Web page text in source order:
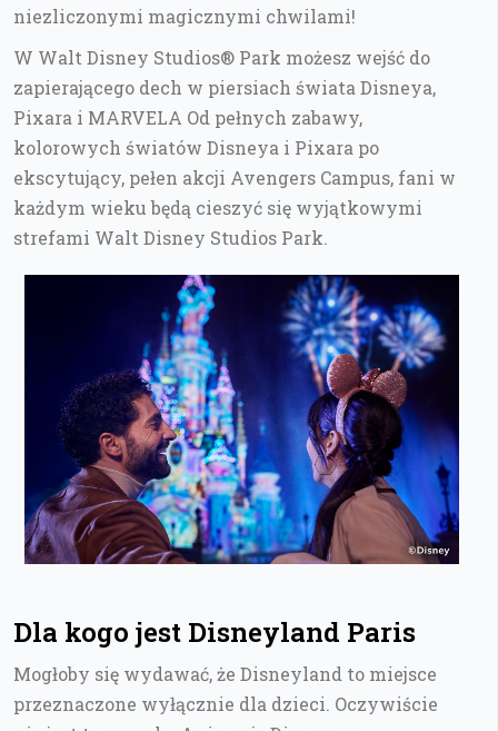
niezliczonymi magicznymi chwilami!
W Walt Disney Studios® Park możesz wejść do
zapierającego dech w piersiach świata Disneya,
Pixara i MARVELA Od pełnych zabawy,
kolorowych światów Disneya i Pixara po
ekscytujący, pełen akcji Avengers Campus, fani w
każdym wieku będą cieszyć się wyjątkowymi
strefami Walt Disney Studios Park.
Dla kogo jest Disneyland Paris
Mogłoby się wydawać, że Disneyland to miejsce
przeznaczone wyłącznie dla dzieci. Oczywiście